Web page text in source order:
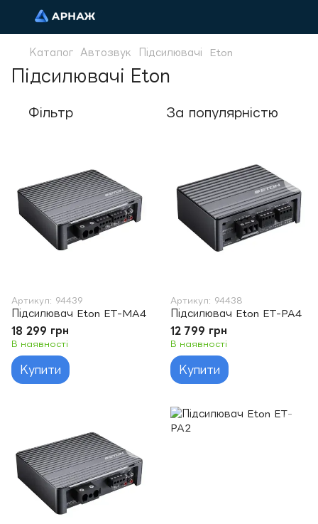
Каталог Автозвук Підсилювачі Eton
Підсилювачі Eton
Фільтр За популярністю
Артикул: 94439
Підсилювач Eton ET-MA4
18 299 грн
В наявності
Купити
Артикул: 94438
Підсилювач Eton ET-PA4
12 799 грн
В наявності
Купити